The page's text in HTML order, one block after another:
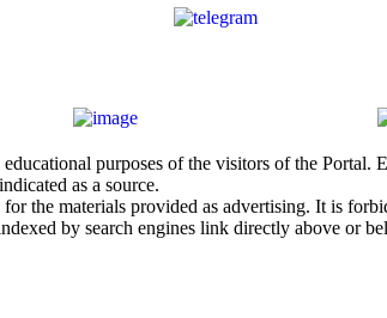
purposes of the visitors of the
as a source.
the materials provided as advertising. It is
by search engines link directly above or